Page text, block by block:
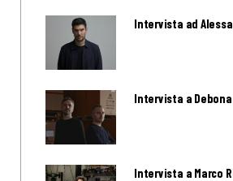
Intervista ad
Intervista a
Intervista a Marco